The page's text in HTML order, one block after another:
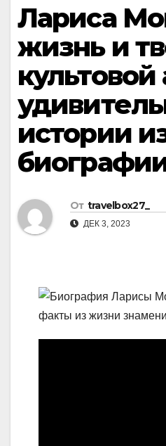
Лариса
жизнь и
истории
От travelbox27_
ДЕК 3, 2023